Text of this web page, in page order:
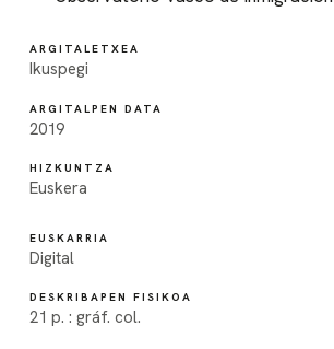
ARGITALETXEA
Ikuspegi
ARGITALPEN DATA
2019
HIZKUNTZA
Euskera
EUSKARRIA
Digital
DESKRIBAPEN FISIKOA
21 p. : gráf. col.